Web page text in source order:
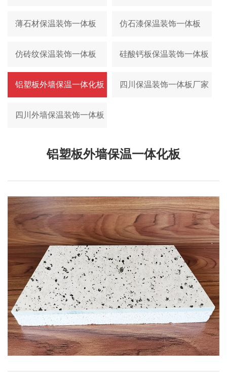
薄石材保温装饰一体板 仿石漆保温装饰一体板
仿砖纹保温装饰一体板 硅酸钙板保温装饰一体板
铝塑板外墙保温一体化板 四川保温装饰一体板厂家
四川外墙保温装饰一体板
铝塑板外墙保温一体化板